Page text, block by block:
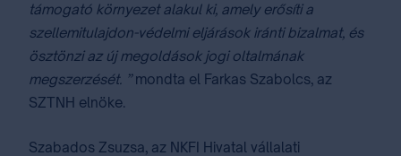
támogató környezet alakul ki, amely erősíti a
szellemitulajdon-védelmi eljárások iránti bizalmat, és
ösztönzi az új megoldások jogi oltalmának
megszerzését. ”mondta el Farkas Szabolcs, az
SZTNH elnöke.
Szabados Zsuzsa, az NKFI Hivatal vállalati